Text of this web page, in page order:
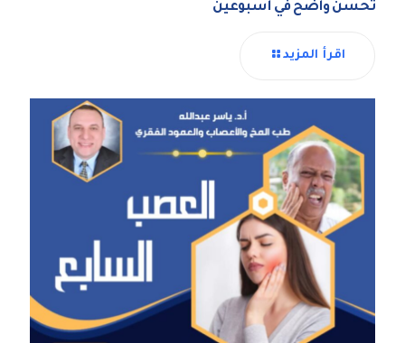
تحسن واضح في اسبوعين
اقرأ المزيد